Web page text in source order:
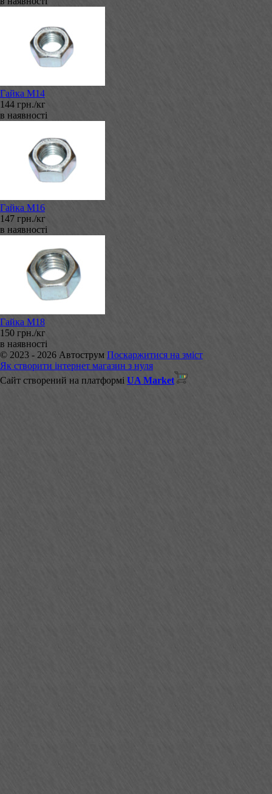
Гайка М14
144 грн./кг
в наявності
Гайка М16
147 грн./кг
в наявності
Гайка М18
150 грн./кг
в наявності
© 2023 - 2026 Автострум Поскаржитися на зміст
Як створити інтернет магазин з нуля
Сайт створений на платформі UA Market